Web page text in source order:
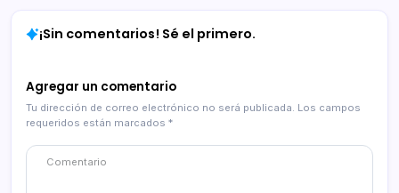
¡Sin comentarios! Sé el primero.
Agregar un comentario
Tu dirección de correo electrónico no será publicada. Los campos
requeridos están marcados *